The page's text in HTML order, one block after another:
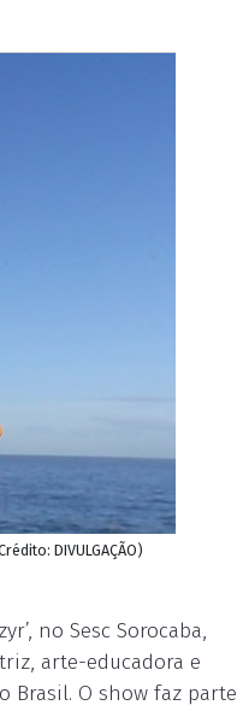
DIVULGAÇÃO)
no Sesc Sorocaba,
arte-educadora e
Brasil. O show faz parte